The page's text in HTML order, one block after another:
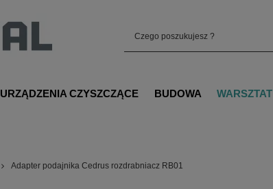
URZĄDZENIA CZYSZCZĄCE BUDOWA WARSZTAT
Adapter podajnika Cedrus rozdrabniacz RB01